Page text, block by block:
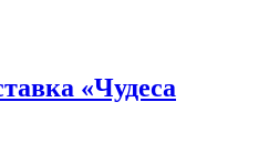
«Чудеса